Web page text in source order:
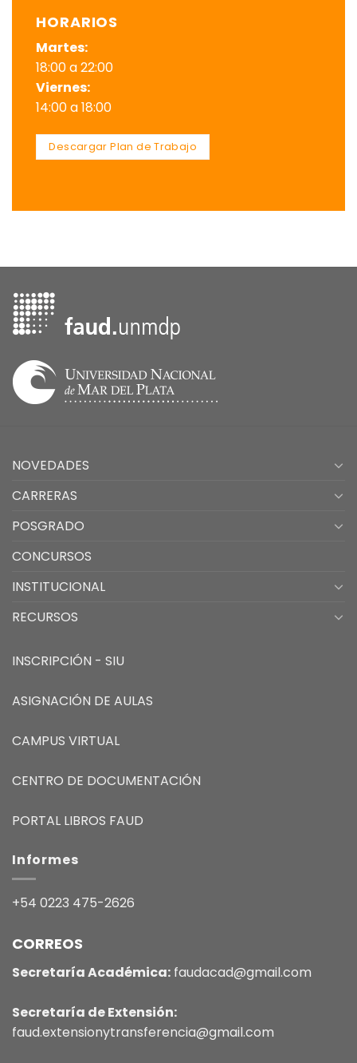
HORARIOS
Martes:
18:00 a 22:00
Viernes:
14:00 a 18:00
Descargar Plan de Trabajo
NOVEDADES
CARRERAS
POSGRADO
CONCURSOS
INSTITUCIONAL
RECURSOS
INSCRIPCIÓN - SIU
ASIGNACIÓN DE AULAS
CAMPUS VIRTUAL
CENTRO DE DOCUMENTACIÓN
PORTAL LIBROS FAUD
Informes
+54 0223 475-2626
CORREOS
Secretaría Académica: faudacad@gmail.com
Secretaría de Extensión:
faud.extensionytransferencia@gmail.com